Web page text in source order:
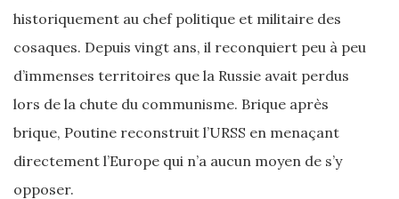
historiquement au chef politique et militaire des
cosaques. Depuis vingt ans, il reconquiert peu à peu
d’immenses territoires que la Russie avait perdus
lors de la chute du communisme. Brique après
brique, Poutine reconstruit l’URSS en menaçant
directement l’Europe qui n’a aucun moyen de s’y
opposer.